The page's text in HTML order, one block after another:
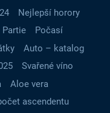
Nejlepší horory
Partie
Počasí
Auto – katalog
Svařené víno
Aloe vera
ascendentu